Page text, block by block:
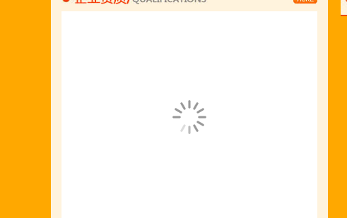
国家注册商标,
有13年正规连锁加盟经验,